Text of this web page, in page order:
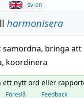
sv-en
harmonisera
; samordna, bringa att
, koordinera
ett nytt ord eller
Föreslå Feedback